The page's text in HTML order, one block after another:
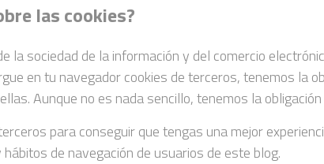
las cookies?
la sociedad de la información y del comercio
en tu navegador cookies de terceros, tenemos la
Aunque no es nada sencillo, tenemos la
para conseguir que tengas una mejor
de navegación de usuarios de este blog.